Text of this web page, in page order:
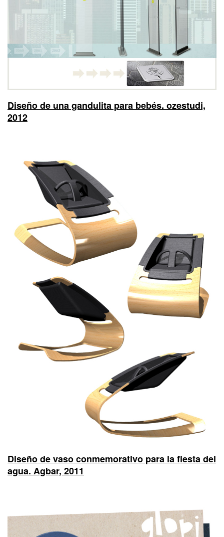
Diseño de una gandulita para bebés. ozestudi,
2012
Diseño de vaso conmemorativo para la fiesta del
agua. Agbar, 2011